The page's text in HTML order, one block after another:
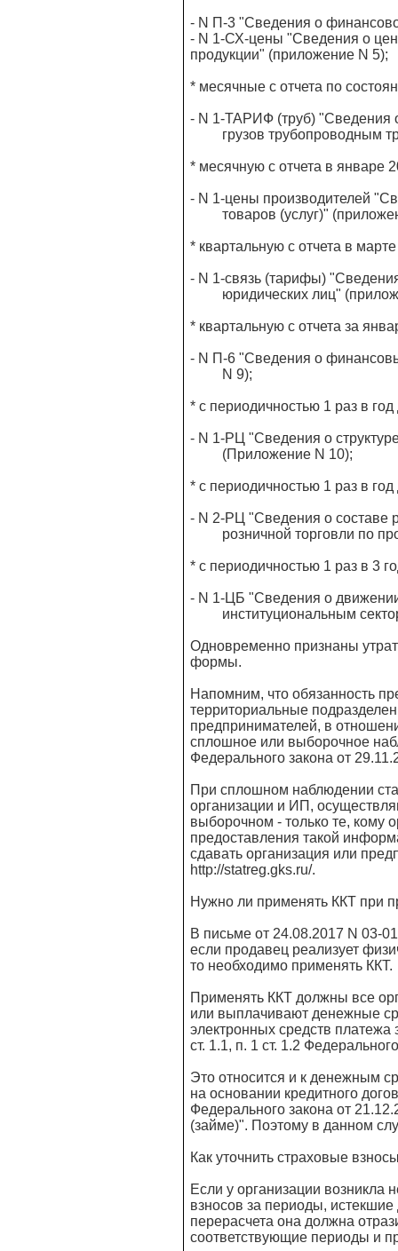
- N П-3 "Сведения о
- N 1-СХ-цены "Сведения о
продукции" (приложение N 5);
* месячные с отчета по
- N 1-ТАРИФ (труб) "Сведения
грузов трубопроводным
* месячную с отчета в январе
- N 1-цены производителей
товаров (услуг)"
* квартальную с отчета в
- N 1-связь (тарифы)
юридических лиц"
* квартальную с отчета за
- N П-6 "Сведения о
N 9);
* с периодичностью 1 раз в
- N 1-РЦ "Сведения о
(Приложение N 10);
* с периодичностью 1 раз в
- N 2-РЦ "Сведения о составе
розничной торговли по
* с периодичностью 1 раз в 3
- N 1-ЦБ "Сведения о
институциональным
Одновременно признаны
формы.
Напомним, что обязанность
территориальные
предпринимателей, в
сплошное или выборочное
Федерального закона от
При сплошном наблюдении
организации и ИП,
выборочном - только те, кому
предоставления такой
сдавать организация или
http://statreg.gks.ru/.
Нужно ли применять ККТ при
В письме от 24.08.2017 N 03-
если продавец реализует
то необходимо применять ККТ.
Применять ККТ должны все
или выплачивают денежные
электронных средств
ст. 1.1, п. 1 ст. 1.2
Это относится и к денежным
на основании кредитного
Федерального закона от
(займе)". Поэтому в данном
Как уточнить страховые
Если у организации возникла
взносов за периоды, истекшие
перерасчета она должна
соответствующие периоды и